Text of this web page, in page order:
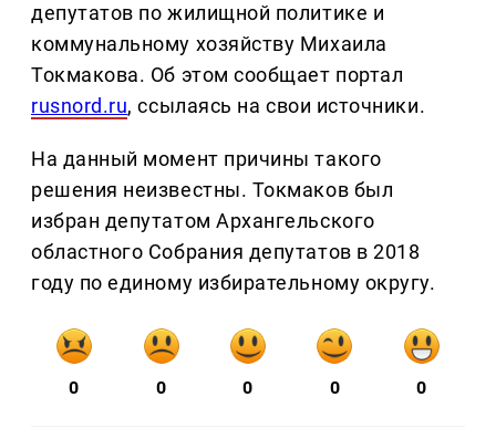
депутатов по жилищной политике и
коммунальному хозяйству Михаила
Токмакова. Об этом сообщает портал
rusnord.ru, ссылаясь на свои источники.
На данный момент причины такого
решения неизвестны. Токмаков был
избран депутатом Архангельского
областного Собрания депутатов в 2018
году по единому избирательному округу.
0 0 0 0 0